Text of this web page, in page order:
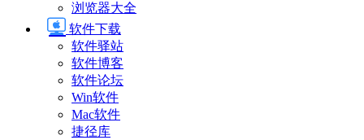
浏览器大全
软件下载
软件驿站
软件博客
软件论坛
Win软件
Mac软件
捷径库